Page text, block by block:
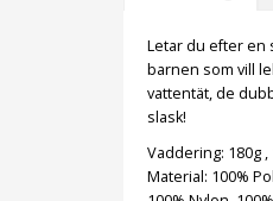
Letar du efter en
barnen som vill
vattentät, de
slask!
Vaddering: 180g
Material: 100%